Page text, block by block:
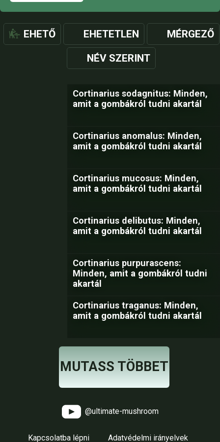
EHETŐ EHETETLEN MÉRGEZŐ
NÉV SZERINT
Cortinarius sodagnitus: Minden,
amit a gombákról tudni akartál
Cortinarius anomalus: Minden,
amit a gombákról tudni akartál
Cortinarius mucosus: Minden,
amit a gombákról tudni akartál
Cortinarius delibutus: Minden,
amit a gombákról tudni akartál
Cortinarius purpurascens:
Minden, amit a gombákról tudni
akartál
Cortinarius traganus: Minden,
amit a gombákról tudni akartál
MUTASS TÖBBET
@ultimate-mushroom
Kapcsolatba lépni Adatvédelmi irányelvek